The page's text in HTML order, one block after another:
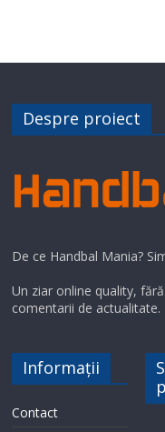
Despre proiect
De ce Handbal Mania?
Un ziar online quality,
comentarii de actualitate.
Informații
Contact